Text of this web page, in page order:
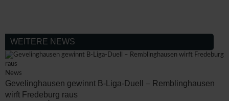
WEITERE NEWS
News
Gevelinghausen gewinnt B-Liga-Duell – Remblinghausen
wirft Fredeburg raus